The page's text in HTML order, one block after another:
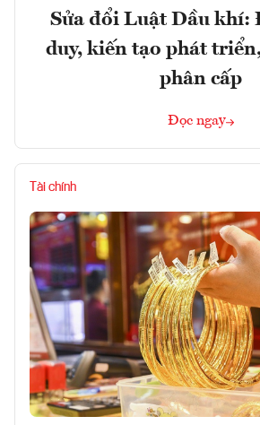
Sửa đổi Luật Dầu khí:
duy, kiến tạo phát
phân cấp
Đọc ngay
Tài chính